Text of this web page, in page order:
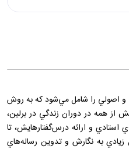
درباره زندگي و اصولي را شامل مي‌شود که به روش
از همه در دوران زندگي در برلين،
استادي و ارائه درس‌گفتارهايش، تا
زيادي به نگارش و تدوين رساله‌هاي